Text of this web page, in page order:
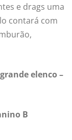
e drags uma
contará com
elenco –
B